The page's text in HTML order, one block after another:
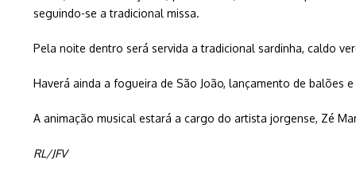
seguindo-se a tradicional missa.
Pela noite dentro será servida a tradicional sardinha, caldo
Haverá ainda a fogueira de São João, lançamento de balões
A animação musical estará a cargo do artista jorgense, Zé
RL/JFV